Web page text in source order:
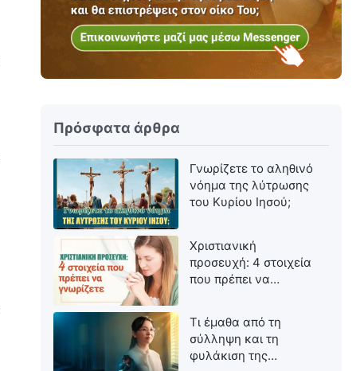
Πρόσφατα άρθρα
Γνωρίζετε το αληθινό
νόημα της λύτρωσης
του Κυρίου Ιησού;
Χριστιανική
προσευχή: 4 στοιχεία
που πρέπει να
Τι έμαθα από τη
σύλληψη και τη
φυλάκιση της